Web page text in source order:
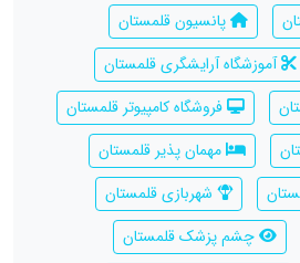
پانسیون قلمستان
آموزشگاه آرایشگری قلمستان
فروشگاه کامپیوتر قلمستان
مهمان پذیر قلمستان
شهربازی قلمستان
چشم پزشک قلمستان